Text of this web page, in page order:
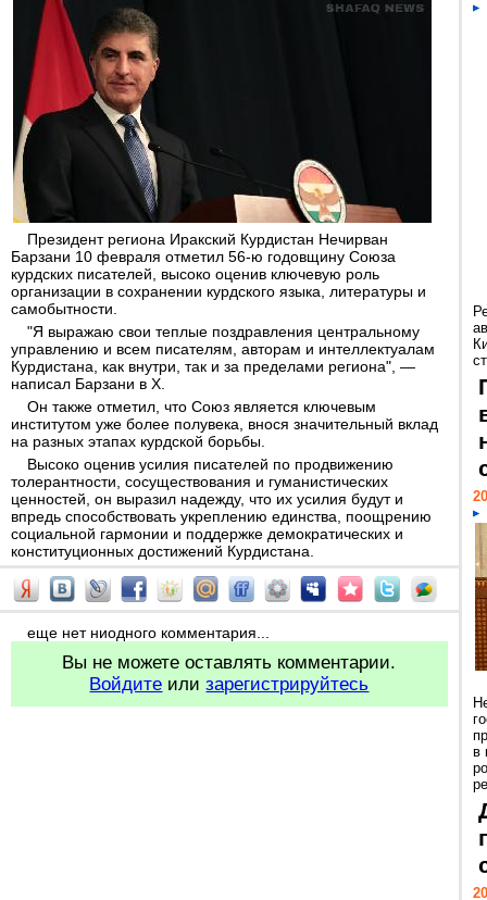
Президент региона Иракский Курдистан Нечирван
Барзани 10 февраля отметил 56-ю годовщину Союза
курдских писателей, высоко оценив ключевую роль
организации в сохранении курдского языка, литературы и
самобытности.
"Я выражаю свои теплые поздравления центральному
управлению и всем писателям, авторам и интеллектуалам
Курдистана, как внутри, так и за пределами региона", —
написал Барзани в X.
Он также отметил, что Союз является ключевым
институтом уже более полувека, внося значительный вклад
на разных этапах курдской борьбы.
Высоко оценив усилия писателей по продвижению
толерантности, сосуществования и гуманистических
ценностей, он выразил надежду, что их усилия будут и
впредь способствовать укреплению единства, поощрению
социальной гармонии и поддержке демократических и
конституционных достижений Курдистана.
еще нет ниодного комментария...
Вы не можете оставлять комментарии.
Войдите илизарегистрируйтесь
в